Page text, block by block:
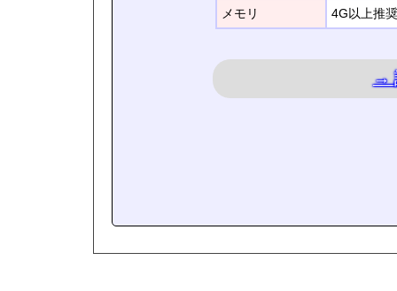
メモリ 4G以上推奨
→